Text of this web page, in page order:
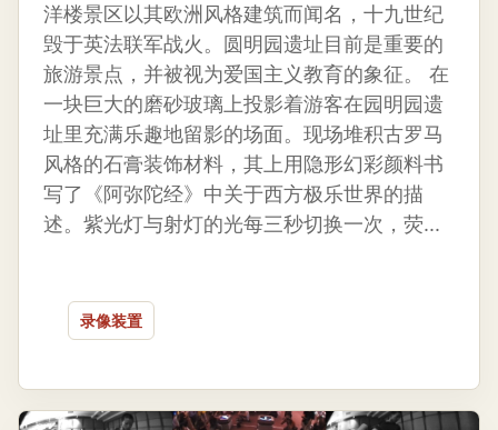
洋楼景区以其欧洲风格建筑而闻名，十九世纪
毁于英法联军战火。圆明园遗址目前是重要的
旅游景点，并被视为爱国主义教育的象征。 在
一块巨大的磨砂玻璃上投影着游客在园明园遗
址里充满乐趣地留影的场面。现场堆积古罗马
风格的石膏装饰材料，其上用隐形幻彩颜料书
写了《阿弥陀经》中关于西方极乐世界的描
述。紫光灯与射灯的光每三秒切换一次，荧...
录像装置